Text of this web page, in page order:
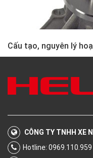
Cấu tạo, nguyên lý
CÔNG TY TNHH XE
Hotline: